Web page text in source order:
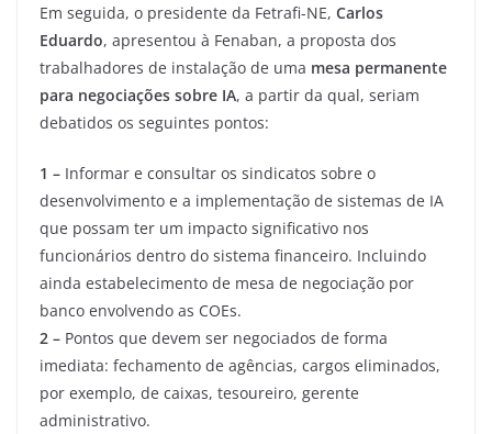
Em seguida, o presidente da Fetrafi-NE, Carlos
Eduardo, apresentou à Fenaban, a proposta dos
trabalhadores de instalação de uma mesa permanente
para negociações sobre IA, a partir da qual, seriam
debatidos os seguintes pontos:
1 – Informar e consultar os sindicatos sobre o
desenvolvimento e a implementação de sistemas de IA
que possam ter um impacto significativo nos
funcionários dentro do sistema financeiro. Incluindo
ainda estabelecimento de mesa de negociação por
banco envolvendo as COEs.
2 – Pontos que devem ser negociados de forma
imediata: fechamento de agências, cargos eliminados,
por exemplo, de caixas, tesoureiro, gerente
administrativo.